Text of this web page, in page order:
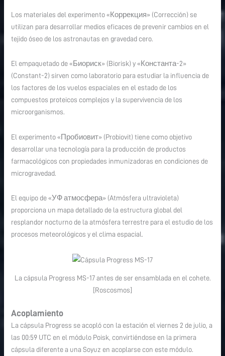
Los materiales del experimento «Коррекция» (Corrección) se
utilizan para desarrollar medios eficaces de prevenir cambios en el
tejido óseo de los astronautas en gravedad cero.
El empaquetado de «Биориск» (Biorisk) y «Константа-2»
(Constant-2) sirven como laboratorio para estudiar la influencia de
los factores de los vuelos espaciales en el estado de los
compuestos proteicos complejos y la supervivencia de los
microorganismos.
El experimento «Пробиовит» (Probiovit) tiene como objetivo
desarrollar una tecnología para la producción de productos
farmacológicos con propiedades inmunizadoras en condiciones de
microgravedad.
El equipo de «УФ атмосфера» (Atmósfera ultravioleta)
proporciona un mapa detallado de la estructura global del
resplandor nocturno de la atmósfera terrestre para el estudio de los
procesos meteorológicos y el clima espacial.
La cápsula Progress MS-17 antes de ser ensamblada en el cohete.
[Roscosmos]
Acoplamiento
La cápsula Progress se acopló con la estación el viernes 2 de julio, a
las 00:59 UTC en el módulo Poisk, convirtiéndose en la primera
cápsula diferente a una Soyuz en acoplarse con este módulo.